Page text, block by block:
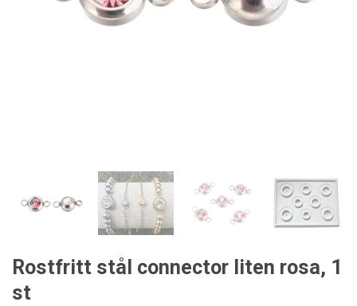
Rostfritt stål connector liten rosa, 1
st